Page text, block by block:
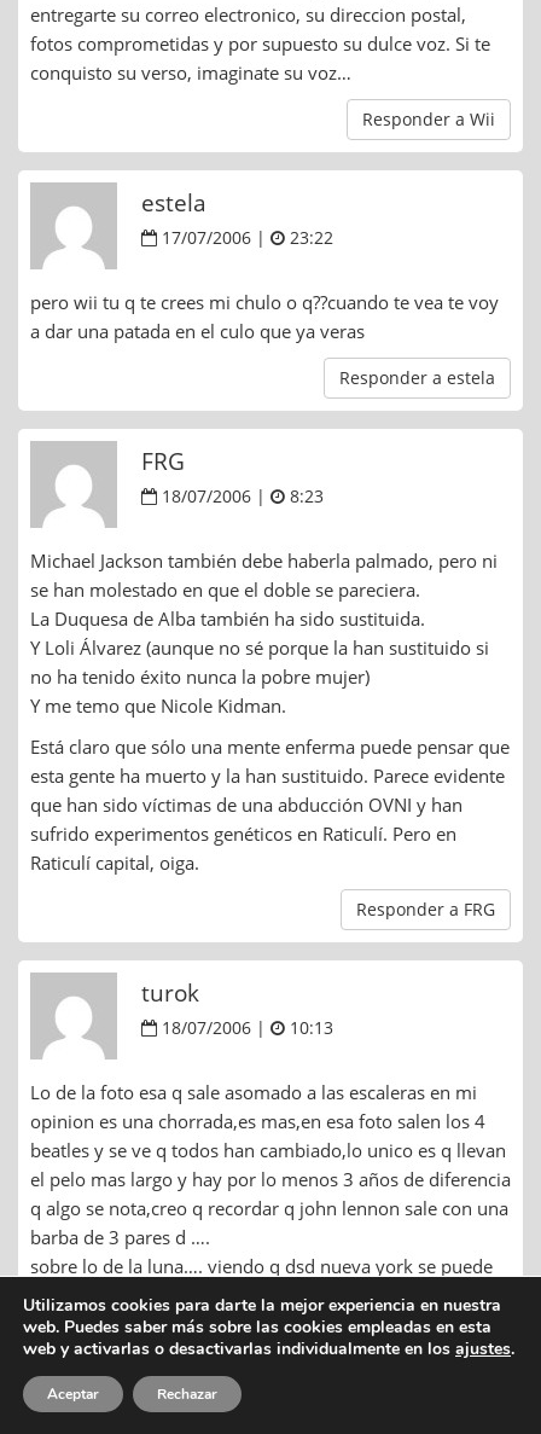
entregarte su correo electronico, su direccion postal,
fotos comprometidas y por supuesto su dulce voz. Si te
conquisto su verso, imaginate su voz…
Responder a Wii
estela
17/07/2006 | 23:22
pero wii tu q te crees mi chulo o q??cuando te vea te voy
a dar una patada en el culo que ya veras
Responder a estela
FRG
18/07/2006 | 8:23
Michael Jackson también debe haberla palmado, pero ni
se han molestado en que el doble se pareciera.
La Duquesa de Alba también ha sido sustituida.
Y Loli Álvarez (aunque no sé porque la han sustituido si
no ha tenido éxito nunca la pobre mujer)
Y me temo que Nicole Kidman.
Está claro que sólo una mente enferma puede pensar que
esta gente ha muerto y la han sustituido. Parece evidente
que han sido víctimas de una abducción OVNI y han
sufrido experimentos genéticos en Raticulí. Pero en
Raticulí capital, oiga.
Responder a FRG
turok
18/07/2006 | 10:13
Lo de la foto esa q sale asomado a las escaleras en mi
opinion es una chorrada,es mas,en esa foto salen los 4
beatles y se ve q todos han cambiado,lo unico es q llevan
el pelo mas largo y hay por lo menos 3 años de diferencia
q algo se nota,creo q recordar q john lennon sale con una
barba de 3 pares d ….
sobre lo de la luna…. viendo q dsd nueva york se puede
tirar un misil a austrlia con un margen d error de 2
metros o cosas de esas no se xq no se puede haber
llegado a la luna….
Utilizamos cookies para darte la mejor experiencia en nuestra
web. Puedes saber más sobre las cookies empleadas en esta
web y activarlas o desactivarlas individualmente en los ajustes.
Aceptar Rechazar